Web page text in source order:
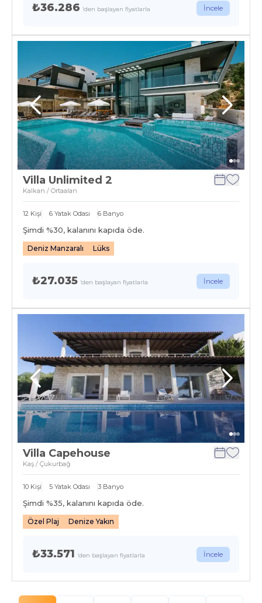
₺36.286 'den başlayan fiyatlarla İncele
Villa Unlimited 2
Kalkan / Ortaalan
12 Kişi 6 Yatak Odası 6 Banyo
Şimdi %30, kalanını kapıda öde.
Deniz Manzaralı Lüks
₺27.035 'den başlayan fiyatlarla İncele
Villa Capehouse
Kaş / Çukurbağ
10 Kişi 5 Yatak Odası 3 Banyo
Şimdi %35, kalanını kapıda öde.
Özel Plaj Denize Yakın
₺33.571 'den başlayan fiyatlarla İncele